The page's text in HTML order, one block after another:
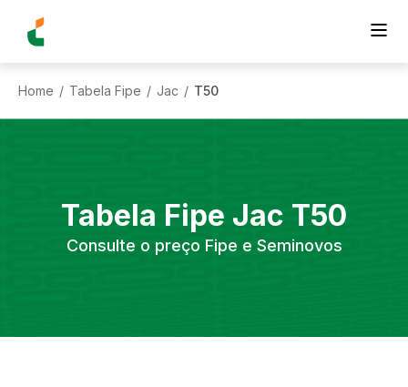
Home / Tabela Fipe / Jac / T50
Tabela Fipe Jac T50
Consulte o preço Fipe e Seminovos